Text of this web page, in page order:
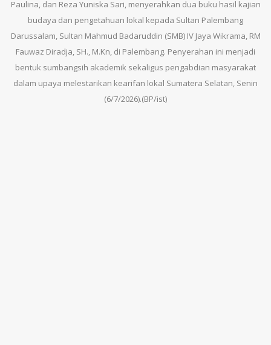
Paulina, dan Reza Yuniska Sari, menyerahkan dua buku hasil kajian
budaya dan pengetahuan lokal kepada Sultan Palembang
Darussalam, Sultan Mahmud Badaruddin (SMB) IV Jaya Wikrama, RM
Fauwaz Diradja, SH., M.Kn, di Palembang. Penyerahan ini menjadi
bentuk sumbangsih akademik sekaligus pengabdian masyarakat
dalam upaya melestarikan kearifan lokal Sumatera Selatan, Senin
(6/7/2026).(BP/ist)